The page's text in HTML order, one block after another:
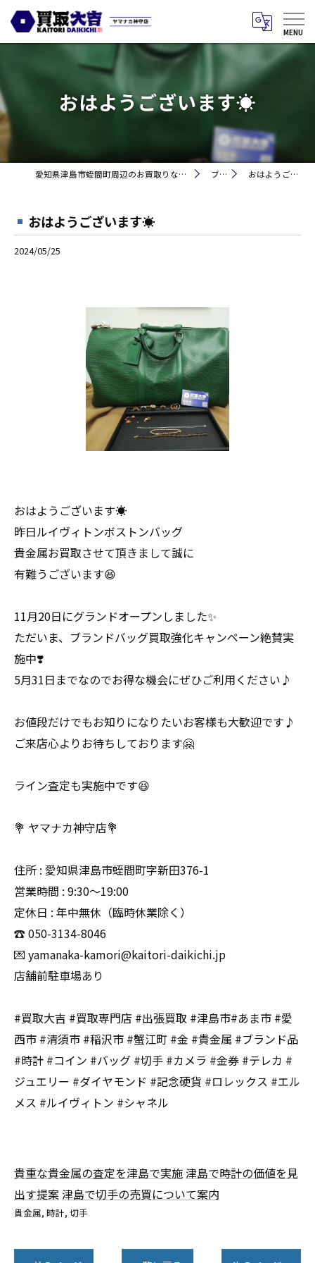
おはようございます☀
愛知県津島市蛭間町周辺のお買取りなら買取大吉 ヤマナカ神守店 ブログ おはようございます☀
おはようございます☀
2024/05/25
おはようございます☀
昨日ルイヴィトンボストンバッグ
貴金属お買取させて頂きまして誠に
有難うございます😆
11月20日にグランドオープンしました✨
ただいま、ブランドバッグ買取強化キャンペーン絶賛実
施中❣️
5月31日までなのでお得な機会にぜひご利用ください♪
お値段だけでもお知りになりたいお客様も大歓迎です♪
ご来店心よりお待ちしております🤗
ライン査定も実施中です😆
💐 ヤマナカ神守店💐
住所 : 愛知県津島市蛭間町字新田376-1
営業時間 : 9:30〜19:00
定休日 : 年中無休（臨時休業除く）
☎️ 050-3134-8046
💌 yamanaka-kamori@kaitori-daikichi.jp
店舗前駐車場あり
#買取大吉 #買取専門店 #出張買取 #津島市#あま市 #愛
西市 #清須市 #稲沢市 #蟹江町 #金 #貴金属 #ブランド品
#時計 #コイン #バッグ #切手 #カメラ #金券 #テレカ #
ジュエリー #ダイヤモンド #記念硬貨 #ロレックス #エル
メス #ルイヴィトン #シャネル
貴重な貴金属の査定を津島で実施 津島で時計の価値を見
出す提案 津島で切手の売買について案内
貴金属 時計 切手